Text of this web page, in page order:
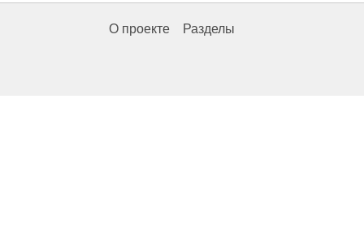
О проекте Разделы